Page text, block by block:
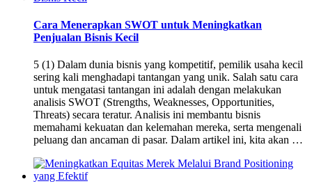
Cara Menerapkan SWOT untuk Meningkatkan
Penjualan Bisnis Kecil
5 (1) Dalam dunia bisnis yang kompetitif, pemilik usaha kecil
sering kali menghadapi tantangan yang unik. Salah satu cara
untuk mengatasi tantangan ini adalah dengan melakukan
analisis SWOT (Strengths, Weaknesses, Opportunities,
Threats) secara teratur. Analisis ini membantu bisnis
memahami kekuatan dan kelemahan mereka, serta mengenali
peluang dan ancaman di pasar. Dalam artikel ini, kita akan …